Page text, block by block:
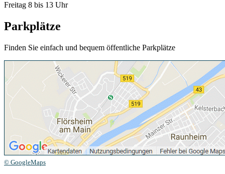
Freitag 8 bis 13 Uhr
Parkplätze
Finden Sie einfach und bequem öffentliche Parkplätze
© GoogleMaps